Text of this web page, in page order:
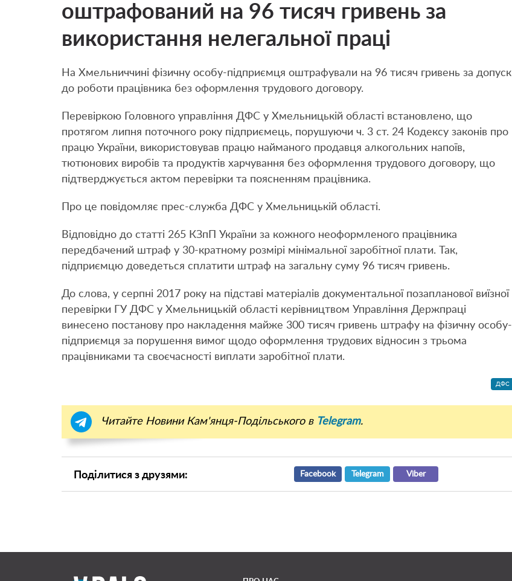
оштрафований на 96 тисяч гривень за
використання нелегальної праці
На Хмельниччині фізичну особу-підприємця оштрафували на 96 тисяч гривень за допуск
до роботи працівника без оформлення трудового договору.
Перевіркою Головного управління ДФС у Хмельницькій області встановлено, що
протягом липня поточного року підприємець, порушуючи ч. 3 ст. 24 Кодексу законів про
працю України, використовував працю найманого продавця алкогольних напоїв,
тютюнових виробів та продуктів харчування без оформлення трудового договору, що
підтверджується актом перевірки та поясненням працівника.
Про це повідомляє прес-служба ДФС у Хмельницькій області.
Відповідно до статті 265 КЗпП України за кожного неоформленого працівника
передбачений штраф у 30-кратному розмірі мінімальної заробітної плати. Так,
підприємцю доведеться сплатити штраф на загальну суму 96 тисяч гривень.
До слова, у серпні 2017 року на підставі матеріалів документальної позапланової виїзної
перевірки ГУ ДФС у Хмельницькій області керівництвом Управління Держпраці
винесено постанову про накладення майже 300 тисяч гривень штрафу на фізичну особу-
підприємця за порушення вимог щодо оформлення трудових відносин з трьома
працівниками та своєчасності виплати заробітної плати.
ДФС
Читайте Новини Кам'янця-Подільського в Telegram.
Поділитися з друзями: Facebook Telegram Viber